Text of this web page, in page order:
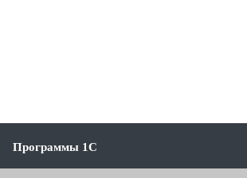
Программы 1С